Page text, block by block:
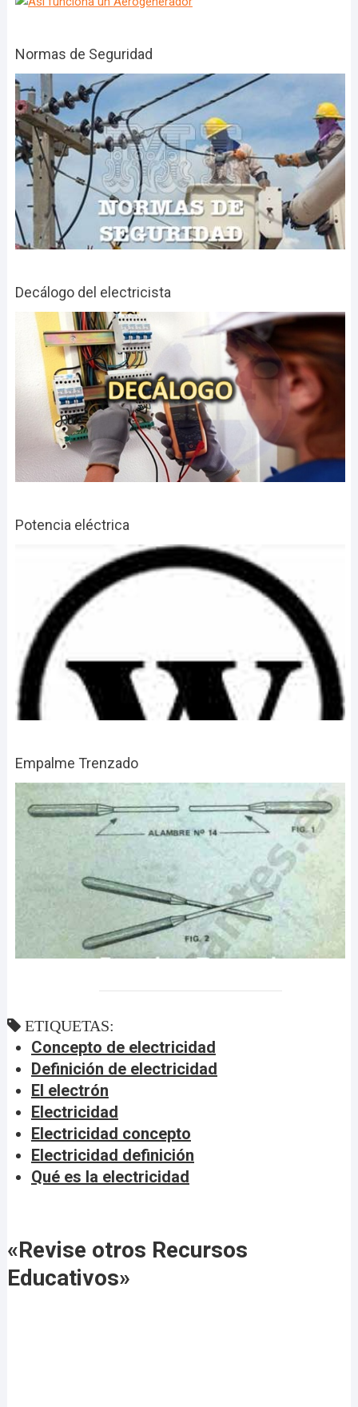
Normas de Seguridad
Decálogo del electricista
Potencia eléctrica
Empalme Trenzado
ETIQUETAS:
Concepto de electricidad
Definición de electricidad
El electrón
Electricidad
Electricidad concepto
Electricidad definición
Qué es la electricidad
«Revise otros Recursos
Educativos»